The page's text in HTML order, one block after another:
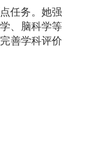
任务。她强
、脑科学等
善学科评价